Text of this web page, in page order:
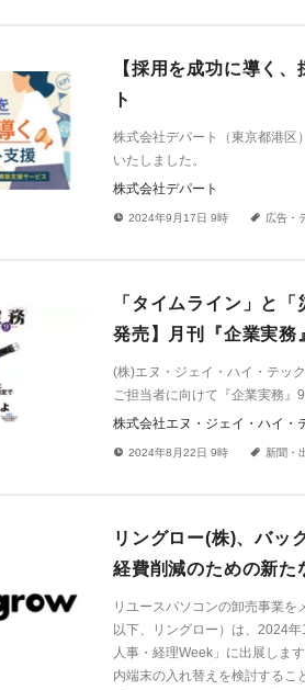
【採用を成功に導く
ト
株式会社デパート（東京都港区
いたしました。
株式会社デパート
! 2024年9月17日 9時 a 広告・
「タイムライン」と
発売】月刊『企業実務
(株)エヌ・ジェイ・ハイ・テッ
ご担当者に向けて『企業実務
株式会社エヌ・ジェイ・ハイ・
! 2024年8月22日 9時 a 新聞・
リングロー(株)、バッ
経費削減のための新た
リユースパソコンの卸売事業
以下、リングロー）は、2024
人事・経理Week」に出展しま
内端末の入れ替えを検討するこ